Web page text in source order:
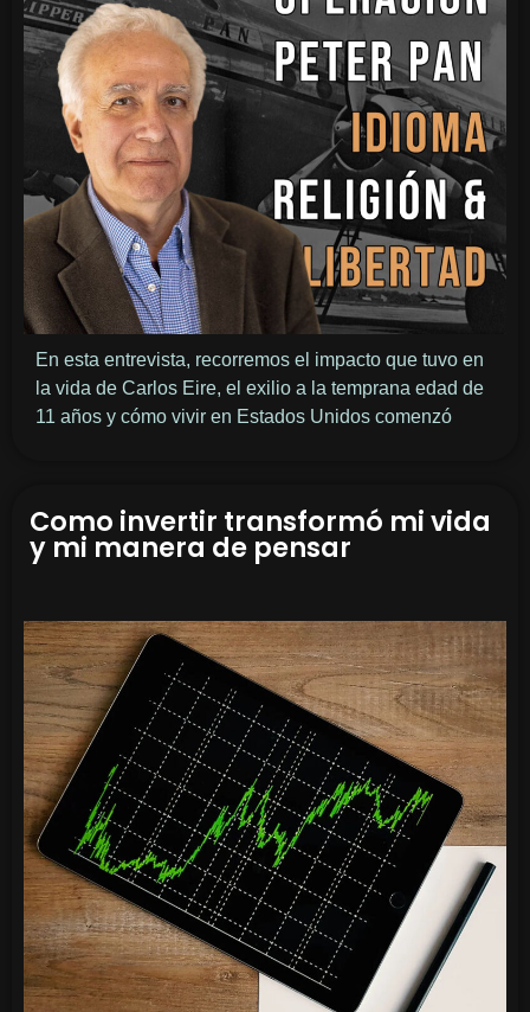
En esta entrevista, recorremos el impacto que tuvo en
la vida de Carlos Eire, el exilio a la temprana edad de
11 años y cómo vivir en Estados Unidos comenzó
Como invertir transformó mi vida
y mi manera de pensar